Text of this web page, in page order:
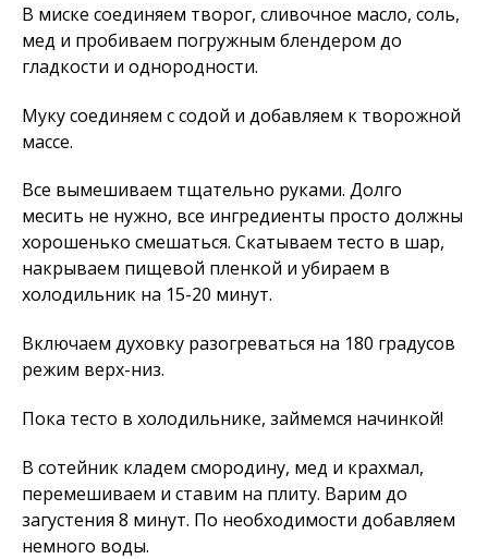
В миске соединяем творог, сливочное масло, соль,
мед и пробиваем погружным блендером до
гладкости и однородности.
Муку соединяем с содой и добавляем к творожной
массе.
Все вымешиваем тщательно руками. Долго
месить не нужно, все ингредиенты просто должны
хорошенько смешаться. Скатываем тесто в шар,
накрываем пищевой пленкой и убираем в
холодильник на 15-20 минут.
Включаем духовку разогреваться на 180 градусов
режим верх-низ.
Пока тесто в холодильнике, займемся начинкой!
В сотейник кладем смородину, мед и крахмал,
перемешиваем и ставим на плиту. Варим до
загустения 8 минут. По необходимости добавляем
немного воды.